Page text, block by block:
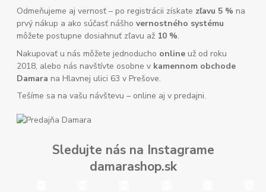
Odmeňujeme aj vernosť – po registrácii získate zľavu 5 % na
prvý nákup a ako súčasť nášhovernostného systému
môžete postupne dosiahnuť zľavu až 10 %.
Nakupovať u nás môžete jednoducho online už od roku
2018, alebo nás navštívte osobne v kamennom obchode
Damara na Hlavnej ulici 63 v Prešove.
Tešíme sa na vašu návštevu – online aj v predajni.
Sledujte nás na Instagrame
damarashop.sk